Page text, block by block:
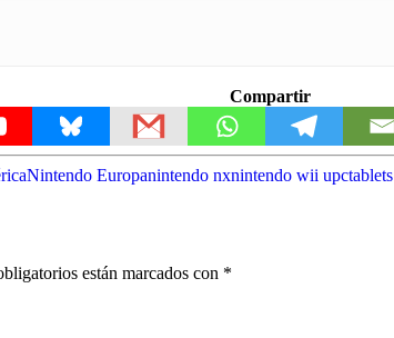
Compartir
Nintendo Europanintendo nxnintendo wii upctablets
están marcados con *